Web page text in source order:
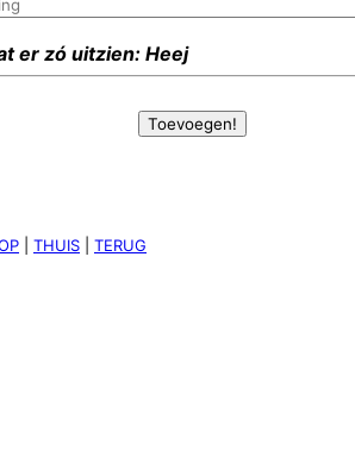
er zó uitzien: Heej
THUIS TERUG